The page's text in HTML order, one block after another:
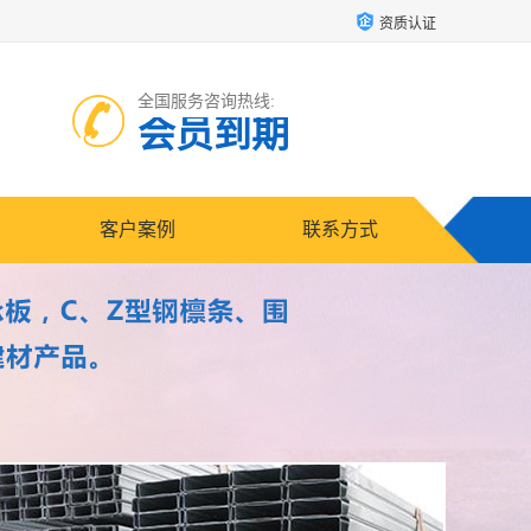
资质认证
全国服务咨询热线:
会员到期
客户案例 联系方式